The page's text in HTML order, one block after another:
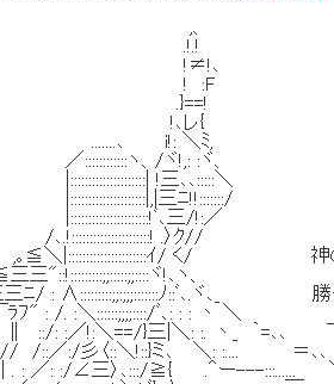
､
:F
{
i!: ＼ﾐ,
ヽ、/ヾ!,: :ヾ、
!三､､:::::＼
三ﾆ!!:::::::/
ﾞ､三/!:／
.〉ｸ//
ｲ/ く/ 神の力が
ヾ!､ヽ、
ﾉ::ﾞ､.ヾ､_ 勝った
＼::::::;;;;::::/ﾞ､: : : 丶 ＼
==/}三|＼: :. 丶_ ｀=､､
::＼!::}ミ､ ＼: :.... ＝､､
〉､:::/≧{ .＾ー---:::......